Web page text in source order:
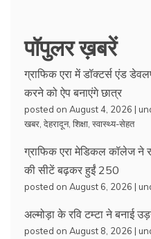
पॉपुलर ख़बरें
ग्राफिक एरा में डॉक्टर्स एंड
करने को ऐप बनाएंगे छात्र
posted on August 4, 2026 |
खबर, देहरादून, शिक्षा, स्वास्थ्य-सेहत
ग्राफिक एरा मेडिकल कॉलेज ने
की सीटें बढ़कर हुईं 250
posted on August 6, 2026 |
अल्मोड़ा के रवि टम्टा ने बनाई
posted on August 8, 2026 |